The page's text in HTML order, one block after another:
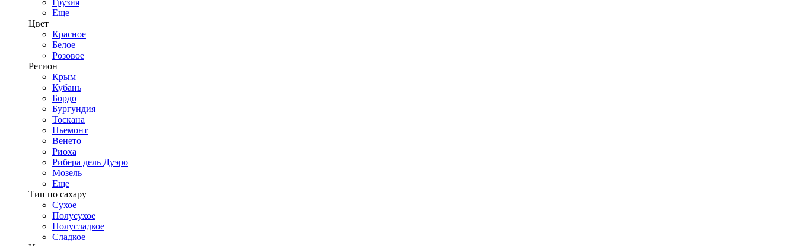
Грузия
Еще
Цвет
Красное
Белое
Розовое
Регион
Крым
Кубань
Бордо
Бургундия
Тоскана
Пьемонт
Венето
Риоха
Рибера дель Дуэро
Мозель
Еще
Тип по сахару
Сухое
Полусухое
Полусладкое
Сладкое